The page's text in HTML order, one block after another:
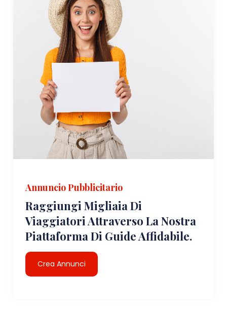
Annuncio Pubblicitario
Raggiungi Migliaia Di
Viaggiatori Attraverso La Nostra
Piattaforma Di Guide Affidabile.
Crea Annunci